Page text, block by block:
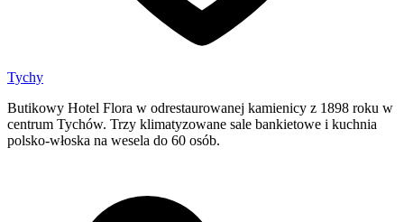
Tychy
Butikowy Hotel Flora w odrestaurowanej kamienicy z 1898 roku w
centrum Tychów. Trzy klimatyzowane sale bankietowe i kuchnia
polsko-włoska na wesela do 60 osób.